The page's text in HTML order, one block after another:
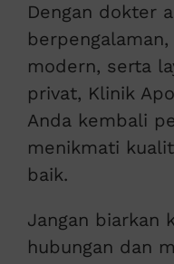
Dengan dokter
modern, serta
privat, Klinik
Anda kembali
menikmati
baik.
Jangan biarkan
hubungan dan